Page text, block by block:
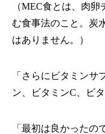
（MEC食とは、肉
む食事法のこと。炭
はありません。）
「さらにビタミンサ
ン、ビタミンC、ビ
「最初は良かったの